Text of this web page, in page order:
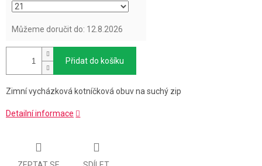
Můžeme doručit do: 12.8.2026
Přidat do košíku
Zimní vycházková kotníčková obuv na suchý zip
Detailní informace